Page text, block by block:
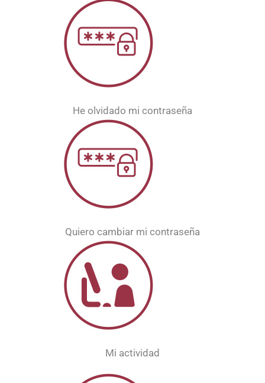
He olvidado mi contraseña
Quiero cambiar mi contraseña
Mi actividad